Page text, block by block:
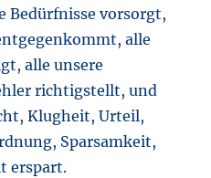
Bedürfnisse vorsorgt,
alle
alle unsere
richtigstellt, und
Klugheit, Urteil,
Sparsamkeit,
erspart.